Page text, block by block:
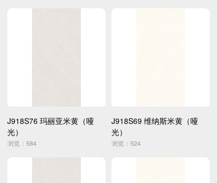
J918S76 玛丽亚米黄（哑
光）
浏览：584
J918S69 维纳斯米黄（哑
光）
浏览：524